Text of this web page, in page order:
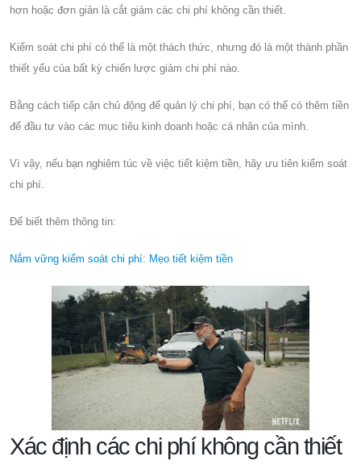
hơn hoặc đơn giản là cắt giảm các chi phí không cần thiết.
Kiểm soát chi phí có thể là một thách thức, nhưng đó là một thành phần
thiết yếu của bất kỳ chiến lược giảm chi phí nào.
Bằng cách tiếp cận chủ động để quản lý chi phí, bạn có thể có thêm tiền
để đầu tư vào các mục tiêu kinh doanh hoặc cá nhân của mình.
Vì vậy, nếu bạn nghiêm túc về việc tiết kiệm tiền, hãy ưu tiên kiểm soát
chi phí.
Để biết thêm thông tin:
Nắm vững kiểm soát chi phí: Mẹo tiết kiệm tiền
Xác định các chi phí không cần thiết